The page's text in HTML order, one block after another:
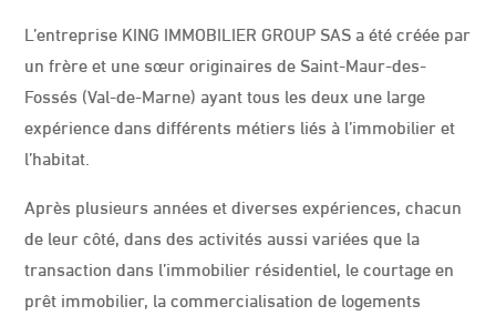
L’entreprise KING IMMOBILIER GROUP SAS a été créée par
un frère et une sœur originaires de Saint-Maur-des-
Fossés (Val-de-Marne) ayant tous les deux une large
expérience dans différents métiers liés à l’immobilier et
l’habitat.
Après plusieurs années et diverses expériences, chacun
de leur côté, dans des activités aussi variées que la
transaction dans l’immobilier résidentiel, le courtage en
prêt immobilier, la commercialisation de logements